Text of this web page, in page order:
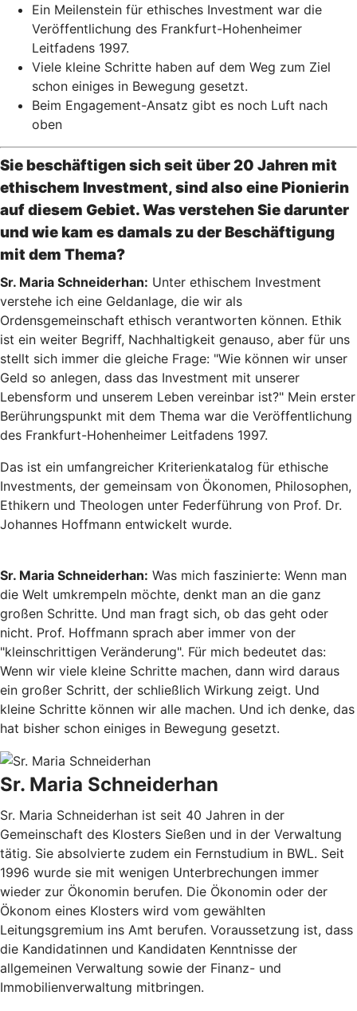
Ein Meilenstein für ethisches Investment war die
Veröffentlichung des Frankfurt-Hohenheimer
Leitfadens 1997.
Viele kleine Schritte haben auf dem Weg zum Ziel
schon einiges in Bewegung gesetzt.
Beim Engagement-Ansatz gibt es noch Luft nach
oben
Sie beschäftigen sich seit über 20 Jahren mit
ethischem Investment, sind also eine Pionierin
auf diesem Gebiet. Was verstehen Sie darunter
und wie kam es damals zu der Beschäftigung
mit dem Thema?
Sr. Maria Schneiderhan: Unter ethischem Investment
verstehe ich eine Geldanlage, die wir als
Ordensgemeinschaft ethisch verantworten können. Ethik
ist ein weiter Begriff, Nachhaltigkeit genauso, aber für uns
stellt sich immer die gleiche Frage: "Wie können wir unser
Geld so anlegen, dass das Investment mit unserer
Lebensform und unserem Leben vereinbar ist?" Mein erster
Berührungspunkt mit dem Thema war die Veröffentlichung
des Frankfurt-Hohenheimer Leitfadens 1997.
Das ist ein umfangreicher Kriterienkatalog für ethische
Investments, der gemeinsam von Ökonomen, Philosophen,
Ethikern und Theologen unter Federführung von Prof. Dr.
Johannes Hoffmann entwickelt wurde.
Sr. Maria Schneiderhan: Was mich faszinierte: Wenn man
die Welt umkrempeln möchte, denkt man an die ganz
großen Schritte. Und man fragt sich, ob das geht oder
nicht. Prof. Hoffmann sprach aber immer von der
"kleinschrittigen Veränderung". Für mich bedeutet das:
Wenn wir viele kleine Schritte machen, dann wird daraus
ein großer Schritt, der schließlich Wirkung zeigt. Und
kleine Schritte können wir alle machen. Und ich denke, das
hat bisher schon einiges in Bewegung gesetzt.
Sr. Maria Schneiderhan
Sr. Maria Schneiderhan ist seit 40 Jahren in der
Gemeinschaft des Klosters Sießen und in der Verwaltung
tätig. Sie absolvierte zudem ein Fernstudium in BWL. Seit
1996 wurde sie mit wenigen Unterbrechungen immer
wieder zur Ökonomin berufen. Die Ökonomin oder der
Ökonom eines Klosters wird vom gewählten
Leitungsgremium ins Amt berufen. Voraussetzung ist, dass
die Kandidatinnen und Kandidaten Kenntnisse der
allgemeinen Verwaltung sowie der Finanz- und
Immobilienverwaltung mitbringen.